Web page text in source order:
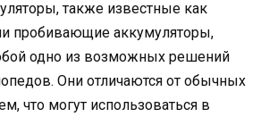
также известные как
пробивающие аккумуляторы,
одно из возможных решений
Они отличаются от обычных
что могут использоваться в